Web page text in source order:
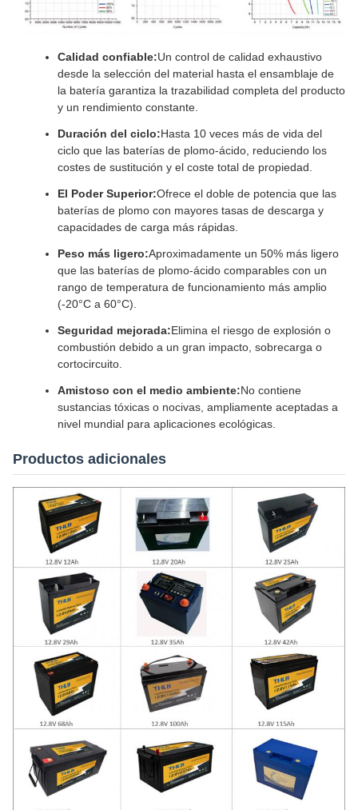
Calidad confiable:Un control de calidad exhaustivo
desde la selección del material hasta el ensamblaje de
la batería garantiza la trazabilidad completa del producto
y un rendimiento constante.
Duración del ciclo:Hasta 10 veces más de vida del
ciclo que las baterías de plomo-ácido, reduciendo los
costes de sustitución y el coste total de propiedad.
El Poder Superior:Ofrece el doble de potencia que las
baterías de plomo con mayores tasas de descarga y
capacidades de carga más rápidas.
Peso más ligero:Aproximadamente un 50% más ligero
que las baterías de plomo-ácido comparables con un
rango de temperatura de funcionamiento más amplio
(-20°C a 60°C).
Seguridad mejorada:Elimina el riesgo de explosión o
combustión debido a un gran impacto, sobrecarga o
cortocircuito.
Amistoso con el medio ambiente:No contiene
sustancias tóxicas o nocivas, ampliamente aceptadas a
nivel mundial para aplicaciones ecológicas.
Productos adicionales